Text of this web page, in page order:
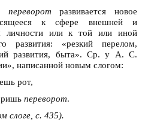
переворот развивается новое
к сфере внешней и
личности или к той или иной
развития: «резкий перелом,
развития, быта». Ср. у А. С.
написанной новым слогом:
рот,
переворот.
слоге, с. 435).